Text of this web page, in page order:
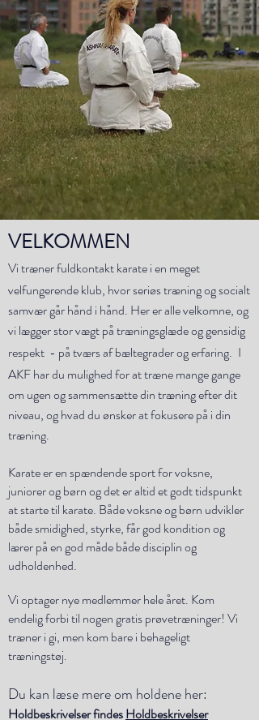
VELKOMMEN
Vi træner fuldkontakt karate i en meget
velfungerende klub, hvor seriøs træning og socialt
samvær går hånd i hånd. Her er alle velkomne, og
vi lægger stor vægt på træningsglæde og gensidig
respekt - på tværs af bæltegrader og erfaring. I
AKF har du mulighed for at træne mange gange
om ugen og sammensætte din træning efter dit
niveau, og hvad du ønsker at fokusere på i din
træning.
Karate er en spændende sport for voksne,
juniorer og børn og det er altid et godt tidspunkt
at starte til karate. Både voksne og børn udvikler
både smidighed, styrke, får god kondition og
lærer på en god måde både disciplin og
udholdenhed.
Vi optager nye medlemmer hele året. Kom
endelig forbi til nogen gratis prøvetræninger! Vi
træner i gi, men kom bare i behageligt
træningstøj.
Du kan læse mere om holdene her:
Holdbeskrivelser findesHoldbeskrivelser